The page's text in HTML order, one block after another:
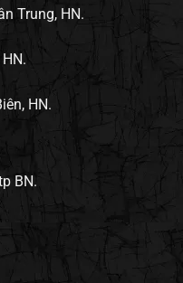
Trung, HN.
HN.
BN.